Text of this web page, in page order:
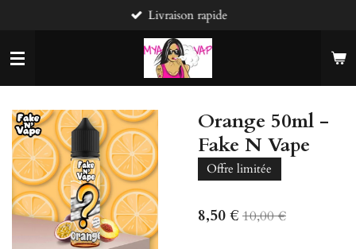
contenu
principal
Livraison rapide
Orange 50ml -
Fake N Vape
Offre limitée
8,50 € 10,00 €